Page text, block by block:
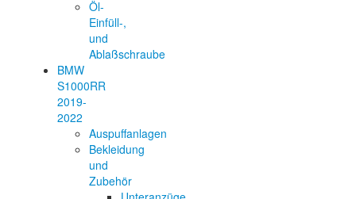
Öl-
Einfüll-,
und
Ablaßschraube
BMW
S1000RR
2019-
2022
Auspuffanlagen
Bekleidung
und
Zubehör